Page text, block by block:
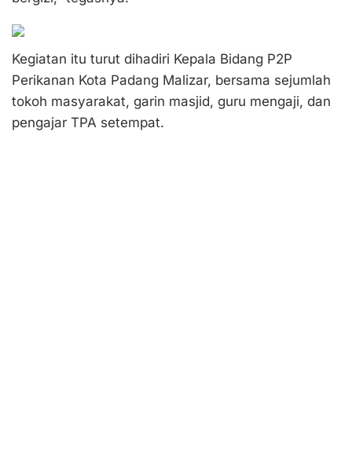
Kegiatan itu turut dihadiri Kepala Bidang P2P
Perikanan Kota Padang Malizar, bersama sejumlah
tokoh masyarakat, garin masjid, guru mengaji, dan
pengajar TPA setempat.